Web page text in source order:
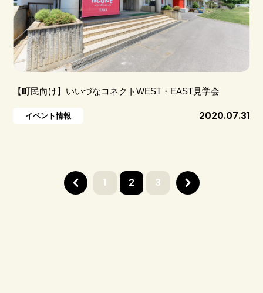
【町民向け】いいづなコネクトWEST・EAST見学会
イベント情報 2020.07.31
1 2 3